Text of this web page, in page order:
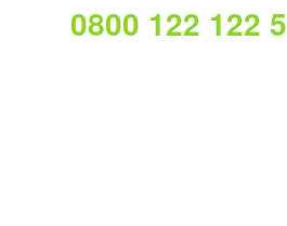
0800 122 122 5